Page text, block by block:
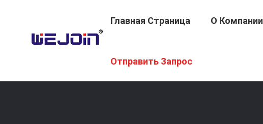
Главная Страница О Компании
Отправить Запрос